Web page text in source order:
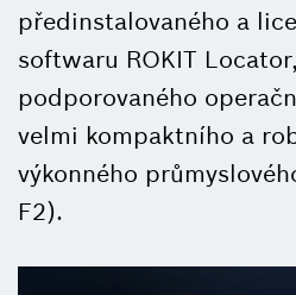
předinstalovaného a
softwaru ROKIT
podporovaného
velmi kompaktního a
výkonného
F2).